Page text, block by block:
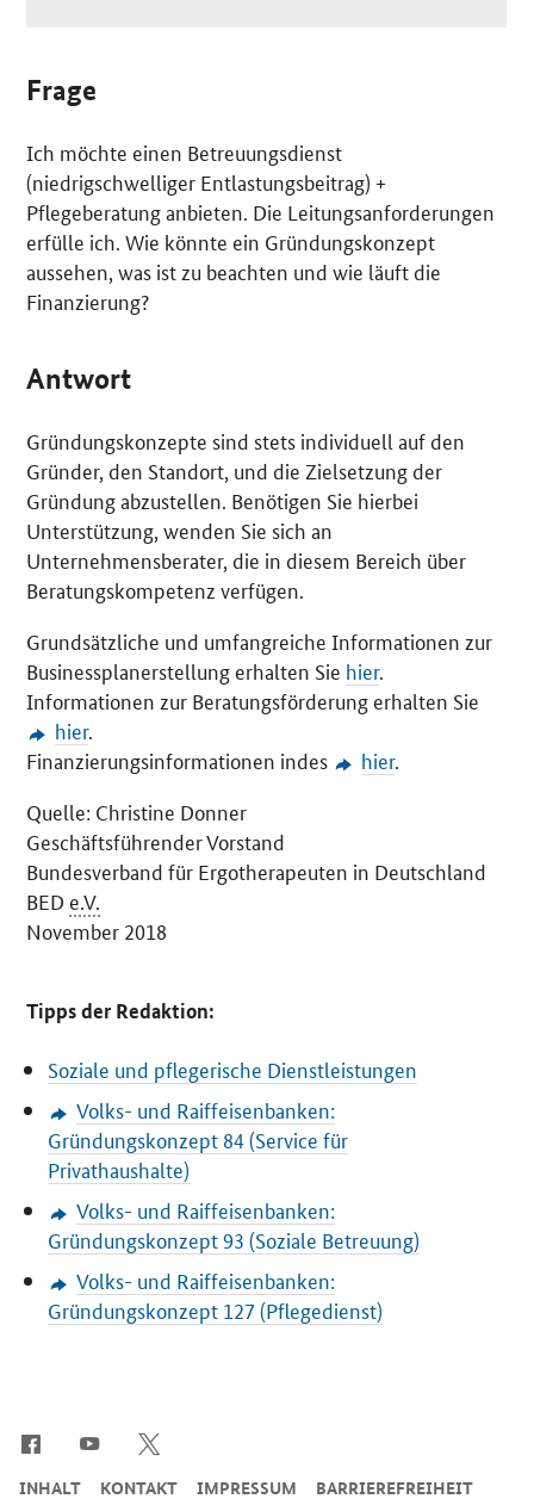
Frage
Ich möchte einen Betreuungsdienst
(niedrigschwelliger Entlastungsbeitrag) +
Pflegeberatung anbieten. Die Leitungsanforderungen
erfülle ich. Wie könnte ein Gründungskonzept
aussehen, was ist zu beachten und wie läuft die
Finanzierung?
Antwort
Gründungskonzepte sind stets individuell auf den
Gründer, den Standort, und die Zielsetzung der
Gründung abzustellen. Benötigen Sie hierbei
Unterstützung, wenden Sie sich an
Unternehmensberater, die in diesem Bereich über
Beratungskompetenz verfügen.
Grundsätzliche und umfangreiche Informationen zur
Businessplanerstellung erhalten Sie hier.
Informationen zur Beratungsförderung erhalten Sie
hier.
Finanzierungsinformationen indes
hier.
Quelle: Christine Donner
Geschäftsführender Vorstand
Bundesverband für Ergotherapeuten in Deutschland
BED e.V.
November 2018
Tipps der Redaktion:
Soziale und pflegerische Dienstleistungen
Volks- und Raiffeisenbanken:
Gründungskonzept 84 (Service für
Privathaushalte)
Volks- und Raiffeisenbanken:
Gründungskonzept 93 (Soziale Betreuung)
Volks- und Raiffeisenbanken:
Gründungskonzept 127 (Pflegedienst)
INHALT KONTAKT IMPRESSUM
BARRIEREFREIHEIT